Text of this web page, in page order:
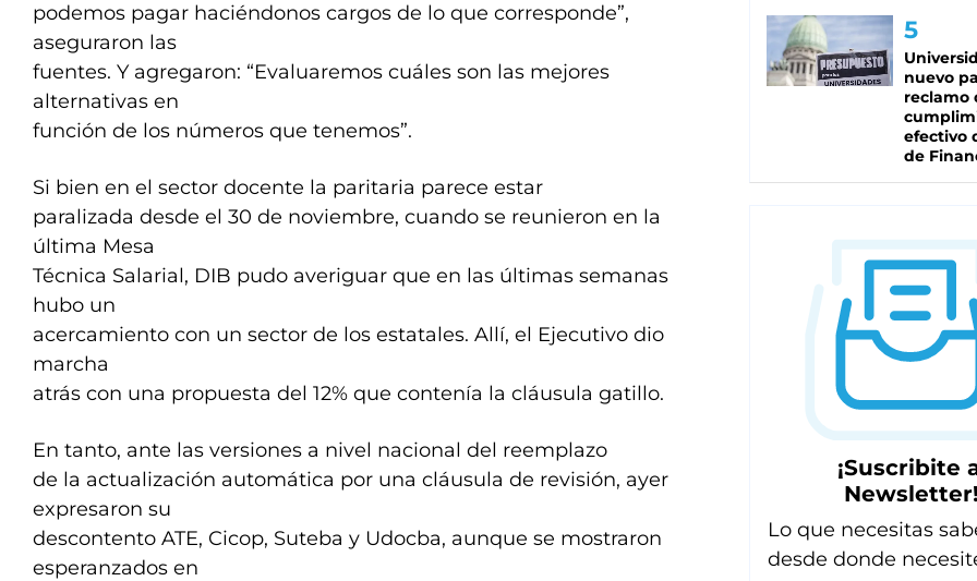
podemos pagar haciéndonos cargos de lo que corresponde”,
aseguraron las
fuentes. Y agregaron: “Evaluaremos cuáles son las mejores
alternativas en
función de los números que tenemos”.
Si bien en el sector docente la paritaria parece estar
paralizada desde el 30 de noviembre, cuando se reunieron en la
última Mesa
Técnica Salarial, DIB pudo averiguar que en las últimas semanas
hubo un
acercamiento con un sector de los estatales. Allí, el Ejecutivo dio
marcha
atrás con una propuesta del 12% que contenía la cláusula gatillo.
En tanto, ante las versiones a nivel nacional del reemplazo
de la actualización automática por una cláusula de revisión, ayer
expresaron su
descontento ATE, Cicop, Suteba y Udocba, aunque se mostraron
esperanzados en
nuevo
reclamo
efectivo
de
¡Suscribite
Newsletter!
Lo que necesitas
desde donde